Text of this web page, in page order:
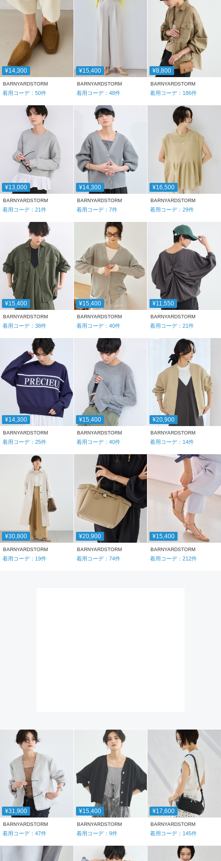
¥14,300
BARNYARDSTORM
着用コーデ： 50件
¥15,400
BARNYARDSTORM
着用コーデ： 48件
¥8,800
BARNYARDSTORM
着用コーデ： 186件
¥13,000
BARNYARDSTORM
着用コーデ： 21件
¥14,300
BARNYARDSTORM
着用コーデ： 7件
¥16,500
BARNYARDSTORM
着用コーデ：29件
¥15,400
BARNYARDSTORM
着用コーデ： 38件
¥15,400
BARNYARDSTORM
着用コーデ： 40件
¥11,550
BARNYARDSTORM
着用コーデ：21件
¥14,300
BARNYARDSTORM
着用コーデ： 25件
¥15,400
BARNYARDSTORM
着用コーデ： 40件
¥20,900
BARNYARDSTORM
着用コーデ： 14件
¥30,800
BARNYARDSTORM
着用コーデ： 19件
¥20,900
BARNYARDSTORM
着用コーデ： 74件
¥15,400
BARNYARDSTORM
着用コーデ：212件
¥31,900
BARNYARDSTORM
着用コーデ： 47件
¥15,400
BARNYARDSTORM
着用コーデ： 9件
¥17,600
BARNYARDSTORM
着用コーデ： 145件